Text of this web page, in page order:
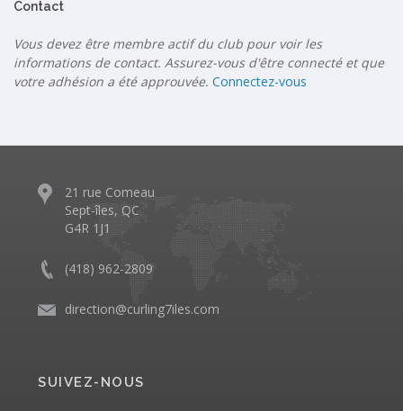
Contact
Vous devez être membre actif du club pour voir les
informations de contact. Assurez-vous d'être connecté et que
votre adhésion a été approuvée. Connectez-vous
21 rue Comeau
Sept-îles, QC
G4R 1J1
(418) 962-2809
direction@curling7iles.com
SUIVEZ-NOUS